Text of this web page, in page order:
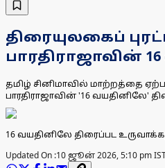
திரையுலகைப்
பாரதிராஜாவின்
தமிழ் சினிமாவில் மாற்றத்தை
பாரதிராஜாவின் '16 வயதினிலே'
16 வயதினிலே திரைப்பட
Updated On :10 ஜூன் 2026, 5:10 pm